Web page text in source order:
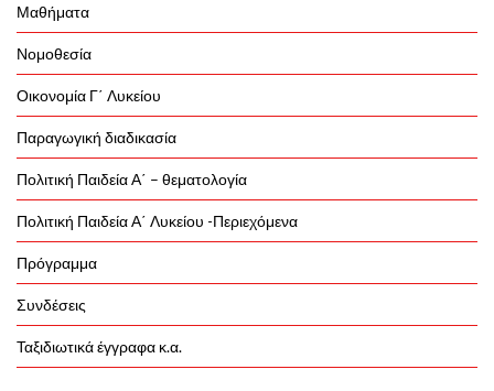
Μαθήματα
Νομοθεσία
Οικονομία Γ΄ Λυκείου
Παραγωγική διαδικασία
Πολιτική Παιδεία Α΄ – θεματολογία
Πολιτική Παιδεία Α΄ Λυκείου -Περιεχόμενα
Πρόγραμμα
Συνδέσεις
Ταξιδιωτικά έγγραφα κ.α.